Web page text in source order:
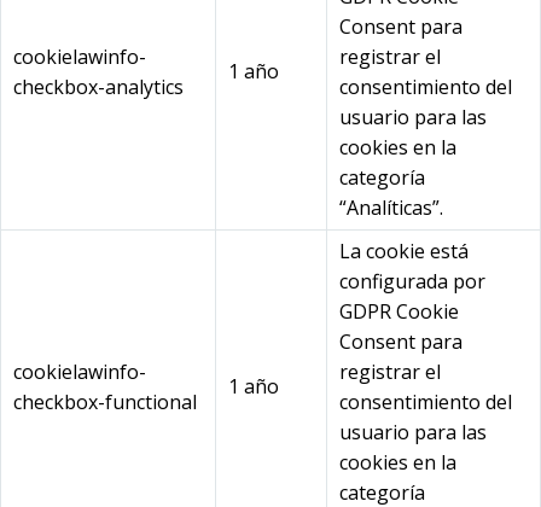
cookielawinfo-
checkbox-analytics
1 año
Consent para
registrar el
consentimiento del
usuario para las
cookies en la
categoría
“Analíticas”.
cookielawinfo-
checkbox-functional
1 año
La cookie está
configurada por
GDPR Cookie
Consent para
registrar el
consentimiento del
usuario para las
cookies en la
categoría